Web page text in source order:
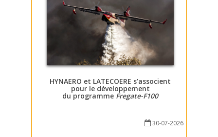
HYNAERO et LATECOERE s’associent
pour le développement
du programme Fregate-F100
30-07-2026